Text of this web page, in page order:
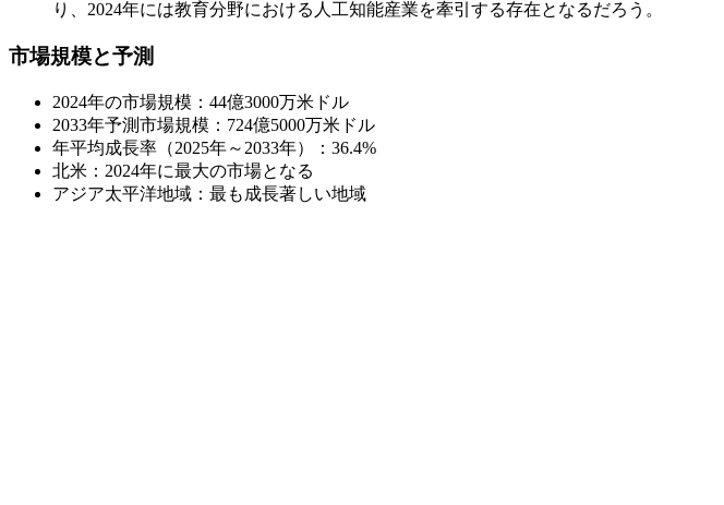
り、2024年には教育分野における人工知能産業を牽引する存在となるだろう。
市場規模と予測
2024年の市場規模：44億3000万米ドル
2033年予測市場規模：724億5000万米ドル
年平均成長率（2025年～2033年）：36.4%
北米：2024年に最大の市場となる
アジア太平洋地域：最も成長著しい地域